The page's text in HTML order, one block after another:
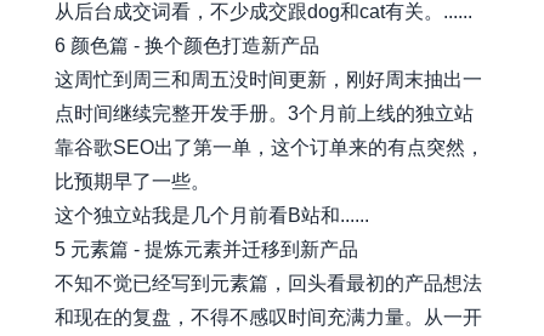
从后台成交词看，不少成交跟dog和cat有关。......
6 颜色篇 - 换个颜色打造新产品
这周忙到周三和周五没时间更新，刚好周末抽出一
点时间继续完整开发手册。3个月前上线的独立站
靠谷歌SEO出了第一单，这个订单来的有点突然，
比预期早了一些。
这个独立站我是几个月前看B站和......
5 元素篇 - 提炼元素并迁移到新产品
不知不觉已经写到元素篇，回头看最初的产品想法
和现在的复盘，不得不感叹时间充满力量。从一开